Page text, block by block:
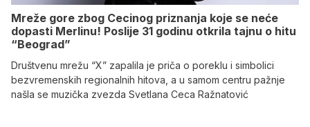
Mreže gore zbog Cecinog priznanja koje se neće
dopasti Merlinu! Poslije 31 godinu otkrila tajnu o hitu
“Beograd”
Društvenu mrežu “X” zapalila je priča o poreklu i simbolici
bezvremenskih regionalnih hitova, a u samom centru pažnje
našla se muzička zvezda Svetlana Ceca Ražnatović